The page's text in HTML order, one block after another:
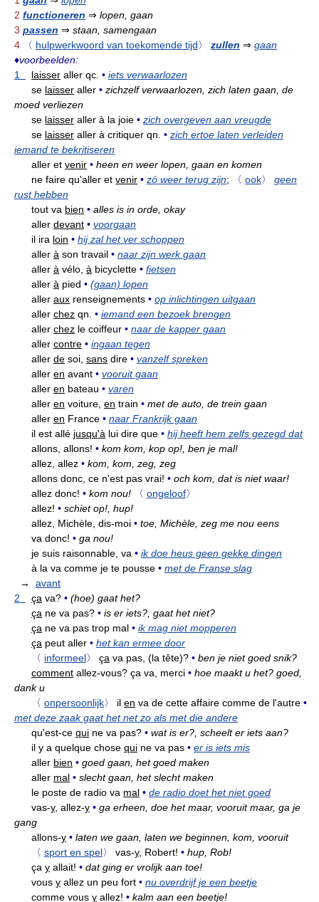
2 functioneren ⇒ lopen, gaan
3 passen ⇒ staan, samengaan
4
〈 hulpwerkwoord van toekomende tijd〉 zullen ⇒ gaan
♦voorbeelden:
1
laisser aller qc. • iets verwaarlozen
se laisser aller • zichzelf verwaarlozen, zich laten gaan, de
moed verliezen
se laisser aller à la joie • zich overgeven aan vreugde
se laisser aller à critiquer qn. • zich ertoe laten verleiden
iemand te bekritiseren
aller et venir • heen en weer lopen, gaan en komen
ne faire qu'aller et venir • zó weer terug zijn; 〈 ook〉
geen
rust hebben
tout va bien • alles is in orde, okay
aller devant • voorgaan
il ira loin • hij zal het ver schoppen
aller à son travail • naar zijn werk gaan
aller à vélo, à bicyclette • fietsen
aller à pied • (gaan) lopen
aller aux renseignements • op inlichtingen uitgaan
aller chez qn. • iemand een bezoek brengen
aller chez le coiffeur • naar de kapper gaan
aller contre • ingaan tegen
aller de soi, sans dire • vanzelf spreken
aller en avant • vooruit gaan
aller en bateau • varen
aller en voiture, en train • met de auto, de trein gaan
aller en France • naar Frankrijk gaan
il est allé jusqu'à lui dire que • hij heeft hem zelfs gezegd dat
allons, allons! • kom kom, kop op!, ben je mal!
allez, allez • kom, kom, zeg, zeg
allons donc, ce n'est pas vrai! • och kom, dat is niet waar!
allez donc! • kom nou! 〈 ongeloof〉
allez! • schiet op!, hup!
allez, Michèle, dis-moi • toe, Michèle, zeg me nou eens
va donc! • ga nou!
je suis raisonnable, va • ik doe heus geen gekke dingen
à la va comme je te pousse • met de Franse slag
→ avant
2
ça va? • (hoe) gaat het?
ça ne va pas? • is er iets?, gaat het niet?
ça ne va pas trop mal • ik mag niet mopperen
ça peut aller • het kan ermee door
〈 informeel〉 ça va pas, (la tête)? • ben je niet goed snik?
comment allez-vous? ça va, merci • hoe maakt u het? goed,
dank u
〈 onpersoonlijk〉 il en va de cette affaire comme de l'autre •
met deze zaak gaat het net zo als met die andere
qu'est-ce qui ne va pas? • wat is er?, scheelt er iets aan?
il y a quelque chose qui ne va pas • er is iets mis
aller bien • goed gaan, het goed maken
aller mal • slecht gaan, het slecht maken
le poste de radio va mal • de radio doet het niet goed
vas-y, allez-y • ga erheen, doe het maar, vooruit maar, ga je
gang
allons-y • laten we gaan, laten we beginnen, kom, vooruit
〈 sport en spel〉 vas-y, Robert! • hup, Rob!
ça y allait! • dat ging er vrolijk aan toe!
vous y allez un peu fort • nu overdrijf je een beetje
comme vous y allez! • kalm aan een beetje!